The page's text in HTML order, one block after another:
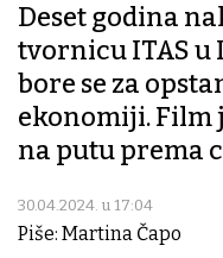
Deset godina
tvornicu ITAS
bore se za
ekonomiji. Film
na putu prema
30.04.2024. u 17:04
Piše: Martina Čapo